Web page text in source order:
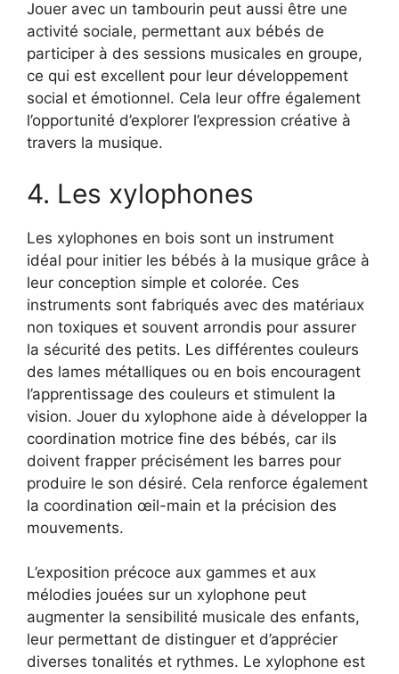
Jouer avec un tambourin peut aussi être une
activité sociale, permettant aux bébés de
participer à des sessions musicales en groupe,
ce qui est excellent pour leur développement
social et émotionnel. Cela leur offre également
l’opportunité d’explorer l’expression créative à
travers la musique.
4. Les xylophones
Les xylophones en bois sont un instrument
idéal pour initier les bébés à la musique grâce à
leur conception simple et colorée. Ces
instruments sont fabriqués avec des matériaux
non toxiques et souvent arrondis pour assurer
la sécurité des petits. Les différentes couleurs
des lames métalliques ou en bois encouragent
l’apprentissage des couleurs et stimulent la
vision. Jouer du xylophone aide à développer la
coordination motrice fine des bébés, car ils
doivent frapper précisément les barres pour
produire le son désiré. Cela renforce également
la coordination œil-main et la précision des
mouvements.
L’exposition précoce aux gammes et aux
mélodies jouées sur un xylophone peut
augmenter la sensibilité musicale des enfants,
leur permettant de distinguer et d’apprécier
diverses tonalités et rythmes. Le xylophone est